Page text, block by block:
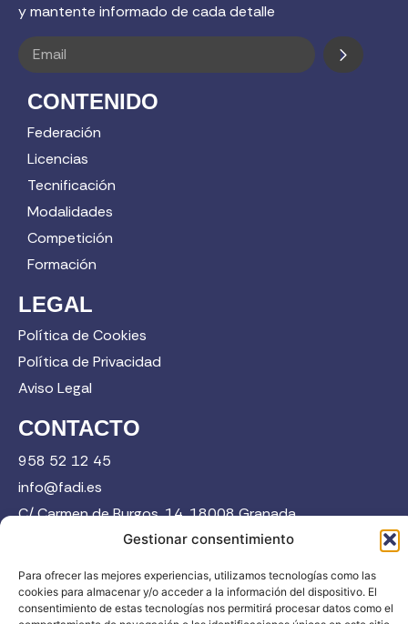
Gestionar consentimiento
Para ofrecer las mejores experiencias, utilizamos tecnologías como las
cookies para almacenar y/o acceder a la información del dispositivo. El
consentimiento de estas tecnologías nos permitirá procesar datos como el
y mantente informado de cada detalle
CONTENIDO
Federación
Licencias
Tecnificación
Modalidades
Competición
Formación
LEGAL
Política de Cookies
Política de Privacidad
Aviso Legal
CONTACTO
958 52 12 45
info@fadi.es
C/ Carmen de Burgos, 14, 18008 Granada
Contacta